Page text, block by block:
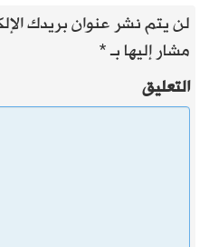
لن يتم نشر عنوان بريدك
مشار إليها بـ*
التعليق